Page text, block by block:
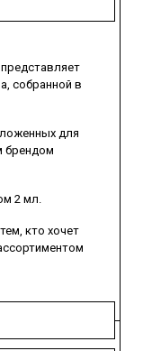
представляет
собранной в
для
брендом
2 мл.
кто хочет
наиболее точно